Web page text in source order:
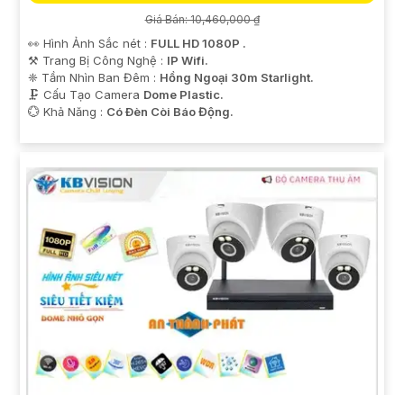
Giá Bán: 10,460,000 ₫
👀 Hình Ảnh Sắc nét : FULL HD 1080P .
⚒ Trang Bị Công Nghệ : IP Wifi.
❈ Tầm Nhìn Ban Đêm : Hồng Ngoại 30m Starlight.
🗜️ Cấu Tạo Camera Dome Plastic.
️💮 Khả Năng : Có Ðèn Còi Báo Động.